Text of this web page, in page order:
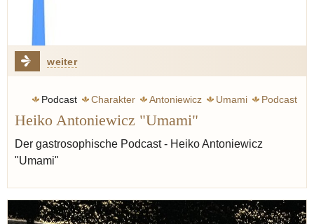
weiter
Podcast Charakter Antoniewicz Umami Podcast
Heiko Antoniewicz "Umami"
Der gastrosophische Podcast - Heiko Antoniewicz
"Umami"